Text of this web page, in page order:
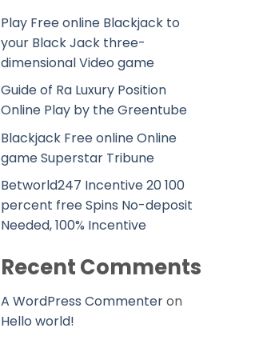
Play Free online Blackjack to
your Black Jack three-
dimensional Video game
Guide of Ra Luxury Position
Online Play by the Greentube
Blackjack Free online Online
game Superstar Tribune
Betworld247 Incentive 20 100
percent free Spins No-deposit
Needed, 100% Incentive
Recent Comments
A WordPress Commenteron
Hello world!